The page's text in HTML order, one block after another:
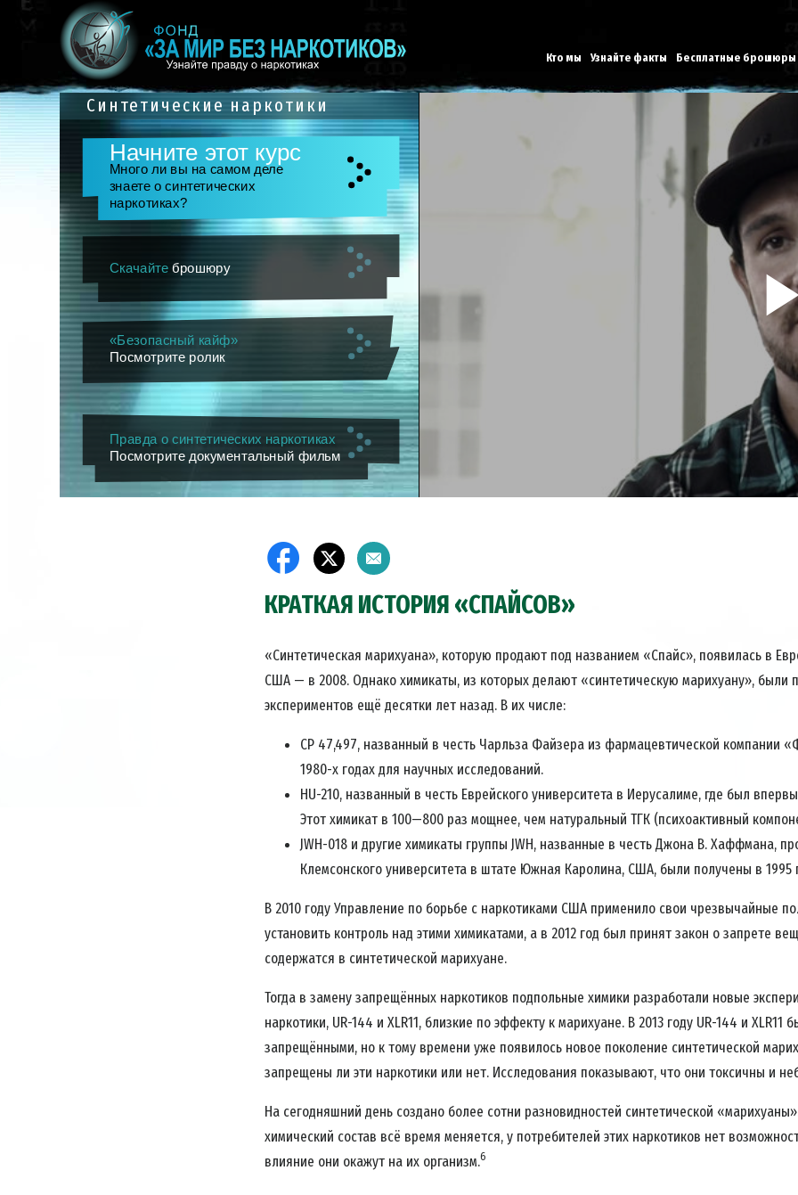
Кто мы Узнайте факты Бесплатные брошюры
Синтетические наркотики
Начните этот курс
Много ли вы на самом деле
знаете о синтетических
наркотиках?
Скачайте брошюру
«Безопасный кайф»
Посмотрите ролик
Правда о синтетических наркотиках
Посмотрите документальный фильм
КРАТКАЯ ИСТОРИЯ «СПАЙСОВ»
«Синтетическая марихуана», которую продают под названием «Спайс», появилась в
США — в 2008. Однако химикаты, из которых делают «синтетическую марихуану», были
экспериментов ещё десятки лет назад. В их числе:
CP 47,497, названный в честь Чарльза Файзера из фармацевтической компании
1980-х годах для научных исследований.
HU-210, названный в честь Еврейского университета в Иерусалиме, где был
Этот химикат в 100—800 раз мощнее, чем натуральный ТГК (психоактивный
JWH-018 и другие химикаты группы JWH, названные в честь Джона В. Хаффмана,
Клемсонского университета в штате Южная Каролина, США, были получены в 1995
В 2010 году Управление по борьбе с наркотиками США применило свои чрезвычайные
установить контроль над этими химикатами, а в 2012 год был принят закон о запрете
содержатся в синтетической марихуане.
Тогда в замену запрещённых наркотиков подпольные химики разработали новые
наркотики, UR-144 и XLR11, близкие по эффекту к марихуане. В 2013 году UR-144 и XLR11
запрещёнными, но к тому времени уже появилось новое поколение синтетической
запрещены ли эти наркотики или нет. Исследования показывают, что они токсичны и
На сегодняшний день создано более сотни разновидностей синтетической
химический состав всё время меняется, у потребителей этих наркотиков нет
влияние они окажут на их организм.6